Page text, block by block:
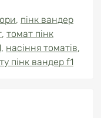
, пінк вандер
, томат пінк
, насіння томатів,
пінк вандер f1